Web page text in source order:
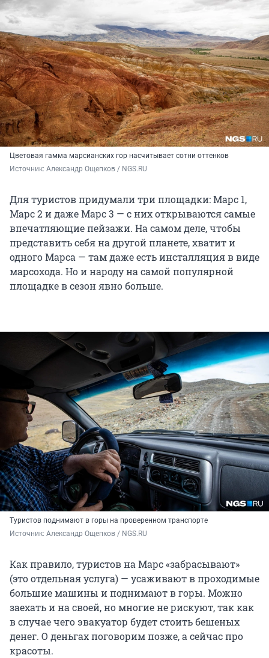
Цветовая гамма марсианских гор насчитывает сотни оттенков
Источник: Александр Ощепков / NGS.RU
Для туристов придумали три площадки: Марс 1,
Марс 2 и даже Марс 3 — с них открываются самые
впечатляющие пейзажи. На самом деле, чтобы
представить себя на другой планете, хватит и
одного Марса — там даже есть инсталляция в виде
марсохода. Но и народу на самой популярной
площадке в сезон явно больше.
Туристов поднимают в горы на проверенном транспорте
Источник: Александр Ощепков / NGS.RU
Как правило, туристов на Марс «забрасывают»
(это отдельная услуга) — усаживают в проходимые
большие машины и поднимают в горы. Можно
заехать и на своей, но многие не рискуют, так как
в случае чего эвакуатор будет стоить бешеных
денег. О деньгах поговорим позже, а сейчас про
красоты.